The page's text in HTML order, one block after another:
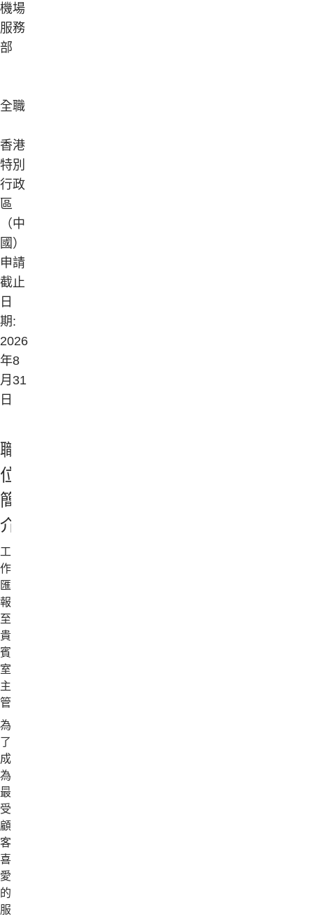
機場
服務
部
全職
香港
特別
行政
區
（中
國）
申請
截止
日
期:
2026
年8
月31
日
職
位
簡
介
工
作
匯
報
至：
貴
賓
室
主
管
為
了
成
為
最
受
顧
客
喜
愛
的
服